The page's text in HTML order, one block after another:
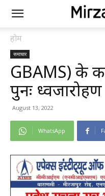
होम
समाचार
GBAMS) के
पुनः
August 13, 2022
WhatsApp